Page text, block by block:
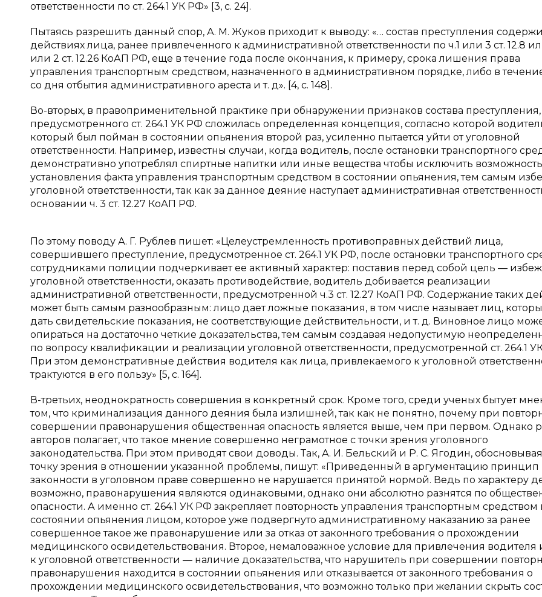
ответственности по ст. 264.1 УК РФ» [3, с. 24].
Пытаясь разрешить данный спор, А. М. Жуков приходит к выводу: «… состав преступления
действиях лица, ранее привлеченного к административной ответственности по ч.1 или 3 ст. 12.8
или 2 ст. 12.26 КоАП РФ, еще в течение года после окончания, к примеру, срока лишения права
управления транспортным средством, назначенного в административном порядке, либо в
со дня отбытия административного ареста и т. д». [4, с. 148].
Во-вторых, в правоприменительной практике при обнаружении признаков состава преступления,
предусмотренного ст. 264.1 УК РФ сложилась определенная концепция, согласно которой
который был пойман в состоянии опьянения второй раз, усиленно пытается уйти от уголовной
ответственности. Например, известны случаи, когда водитель, после остановки транспортного
демонстративно употреблял спиртные напитки или иные вещества чтобы исключить возможность
установления факта управления транспортным средством в состоянии опьянения, тем самым
уголовной ответственности, так как за данное деяние наступает административная
основании ч. 3 ст. 12.27 КоАП РФ.
По этому поводу А. Г. Рублев пишет: «Целеустремленность противоправных действий лица,
совершившего преступление, предусмотренное ст. 264.1 УК РФ, после остановки транспортного
сотрудниками полиции подчеркивает ее активный характер: поставив перед собой цель —
уголовной ответственности, оказать противодействие, водитель добивается реализации
административной ответственности, предусмотренной ч.3 ст. 12.27 КоАП РФ. Содержание таких
может быть самым разнообразным: лицо дает ложные показания, в том числе называет лиц,
дать свидетельские показания, не соответствующие действительности, и т. д. Виновное лицо
опираться на достаточно четкие доказательства, тем самым создавая недопустимую
по вопросу квалификации и реализации уголовной ответственности, предусмотренной ст. 264.1
При этом демонстративные действия водителя как лица, привлекаемого к уголовной
трактуются в его пользу» [5, с. 164].
В-третьих, неоднократность совершения в конкретный срок. Кроме того, среди ученых бытует
том, что криминализация данного деяния была излишней, так как не понятно, почему при
совершении правонарушения общественная опасность является выше, чем при первом. Однако
авторов полагает, что такое мнение совершенно неграмотное с точки зрения уголовного
законодательства. При этом приводят свои доводы. Так, А. И. Бельский и Р. С. Ягодин,
точку зрения в отношении указанной проблемы, пишут: «Приведенный в аргументацию принцип
законности в уголовном праве совершенно не нарушается принятой нормой. Ведь по характеру
возможно, правонарушения являются одинаковыми, однако они абсолютно разнятся по
опасности. А именно ст. 264.1 УК РФ закрепляет повторность управления транспортным средством
состоянии опьянения лицом, которое уже подвергнуто административному наказанию за ранее
совершенное такое же правонарушение или за отказ от законного требования о прохождении
медицинского освидетельствования. Второе, немаловажное условие для привлечения водителя
к уголовной ответственности — наличие доказательства, что нарушитель при совершении
правонарушения находится в состоянии опьянения или отказывается от законного требования о
прохождении медицинского освидетельствования, что возможно только при желании скрыть